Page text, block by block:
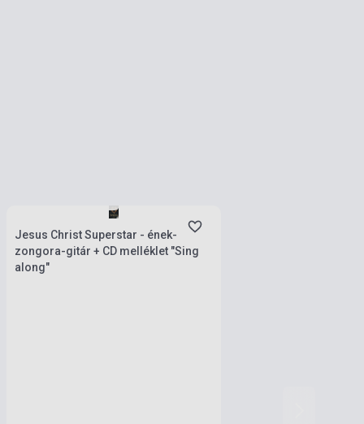
Jesus Christ Superstar - ének-
zongora-gitár + CD melléklet "Sing
along"